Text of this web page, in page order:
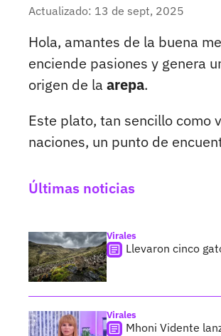
Actualizado: 13 de sept, 2025
Hola, amantes de la buena
enciende pasiones y genera
origen de la arepa.
Este plato, tan sencillo como
naciones, un punto de
Últimas noticias
Virales
Llevaron cinco
Virales
Mhoni Vidente